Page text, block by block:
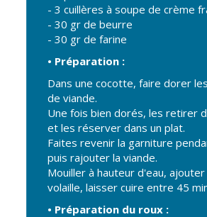
Gare de Vierzon
Travaux
Refuge canin
Marchés
Urbanisme et
logement
Économie et
commerce
Réseau de
chaleur urbain
- 3 cuillères à soupe de crème
- 30 gr de beurre
- 30 gr de farine
• Préparation :
Dans une cocotte, faire dorer
de viande.
Une fois bien dorés, les retirer
et les réserver dans un plat.
Faites revenir la garniture
puis rajouter la viande.
Mouiller à hauteur d'eau,
volaille, laisser cuire entre 45
• Préparation du roux :